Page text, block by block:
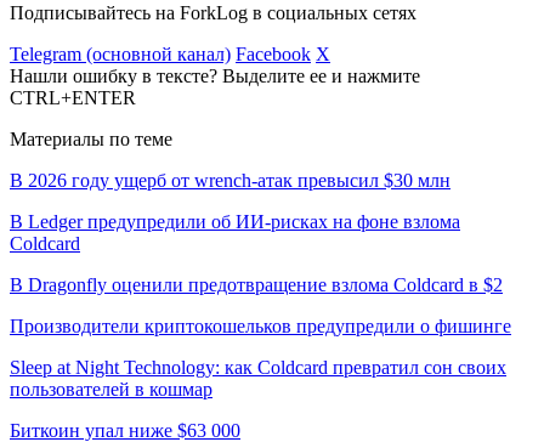
Подписывайтесь на ForkLog в социальных сетях
Telegram (основной канал) Facebook X
Нашли ошибку в тексте? Выделите ее и нажмите
CTRL+ENTER
Материалы по теме
В 2026 году ущерб от wrench-атак превысил $30 млн
В Ledger предупредили об ИИ-рисках на фоне взлома
Coldcard
В Dragonfly оценили предотвращение взлома Coldcard в $2
Производители криптокошельков предупредили о фишинге
Sleep at Night Technology: как Coldcard превратил сон своих
пользователей в кошмар
Биткоин упал ниже $63 000